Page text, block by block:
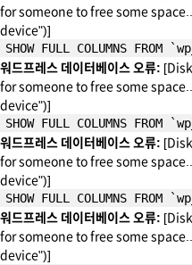
for someone to free some
device")]
SHOW FULL COLUMNS FROM
워드프레스 데이터베이스 오류:
for someone to free some
device")]
SHOW FULL COLUMNS FROM
워드프레스 데이터베이스 오류:
for someone to free some
device")]
SHOW FULL COLUMNS FROM
워드프레스 데이터베이스 오류:
for someone to free some
device")]